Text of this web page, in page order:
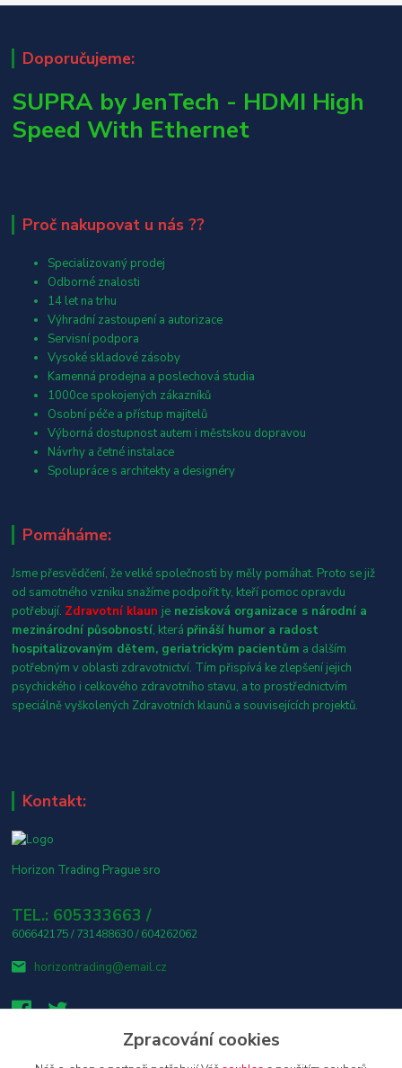
Doporučujeme:
SUPRA by JenTech - HDMI High
Speed With Ethernet
Proč nakupovat u nás ??
Specializovaný prodej
Odborné znalosti
14 let na trhu
Výhradní zastoupení a autorizace
Servisní podpora
Vysoké skladové zásoby
Kamenná prodejna a poslechová studia
1000ce spokojených zákazníků
Osobní péče a přístup majitelů
Výborná dostupnost autem i městskou dopravou
Návrhy a četné instalace
Spolupráce s architekty a designéry
Pomáháme:
Jsme přesvědčení, že velké společnosti by měly pomáhat. Proto se již
od samotného vzniku snažíme podpořit ty, kteří pomoc opravdu
potřebují. Zdravotní klaun je nezisková organizace s národní a
mezinárodní působností, která přináší humor a radost
hospitalizovaným dětem, geriatrickým pacientům a dalším
potřebným v oblasti zdravotnictví. Tím přispívá ke zlepšení jejich
psychického i celkového zdravotního stavu, a to prostřednictvím
speciálně vyškolených Zdravotních klaunů a souvisejících projektů.
Kontakt:
Horizon Trading Prague sro
TEL.: 605333663 /
606642175 / 731488630 / 604262062
horizontrading@email.cz
Zpracování cookies